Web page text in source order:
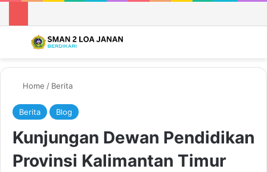
Menu
Home / Berita
Berita Blog
Kunjungan Dewan Pendidikan
Provinsi Kalimantan Timur